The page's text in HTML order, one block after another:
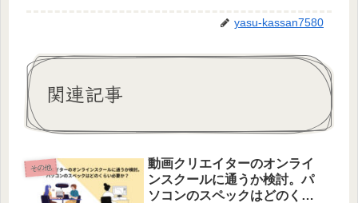
yasu-kassan7580
関連記事
その他
動画クリエイターのオンライ
ンスクールに通うか検討。パ
ソコンのスペックはどのくら